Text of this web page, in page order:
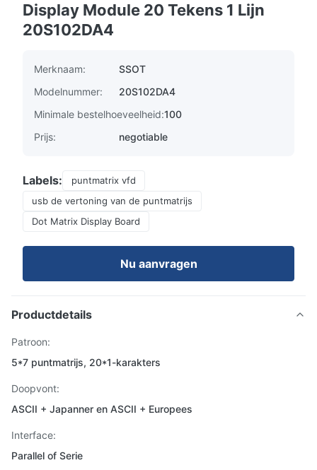
Display Module 20 Tekens 1 Lijn
20S102DA4
Merknaam:
SSOT
Modelnummer:
20S102DA4
Minimale bestelhoeveelheid:100
Prijs:
negotiable
Labels:
puntmatrix vfd
usb de vertoning van de puntmatrijs
Dot Matrix Display Board
Nu aanvragen
Productdetails
Patroon:
5*7 puntmatrijs, 20*1-karakters
Doopvont:
ASCII + Japanner en ASCII + Europees
Interface:
Parallel of Serie